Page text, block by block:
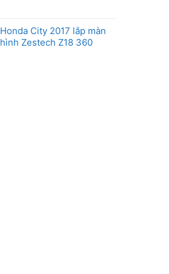
Honda City 2017 lắp màn
hình Zestech Z18 360